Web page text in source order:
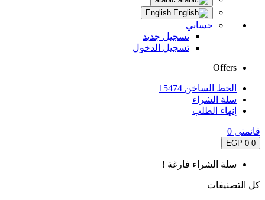
حسابي
تسجيل جديد
تسجيل الدخول
Offers
الخط الساخن 15474
سلة الشراء
إنهاء الطلب
قائمتى 0
0
0 EGP
سلة الشراء فارغة !
كل التصنيفات